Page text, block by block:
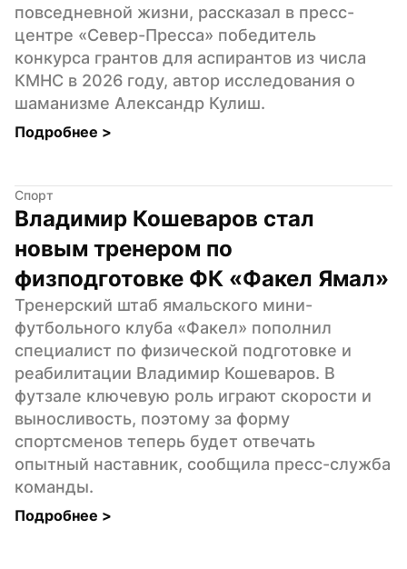
повседневной жизни, рассказал в пресс-
центре «Север-Пресса» победитель
конкурса грантов для аспирантов из числа
КМНС в 2026 году, автор исследования о
шаманизме Александр Кулиш.
Подробнее >
Спорт
Владимир Кошеваров стал
новым тренером по
физподготовке ФК «Факел Ямал»
Тренерский штаб ямальского мини-
футбольного клуба «Факел» пополнил
специалист по физической подготовке и
реабилитации Владимир Кошеваров. В
футзале ключевую роль играют скорости и
выносливость, поэтому за форму
спортсменов теперь будет отвечать
опытный наставник, сообщила пресс-служба
команды.
Подробнее >